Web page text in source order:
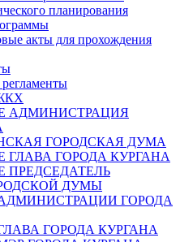
планирования
акты для прохождения
АДМИНИСТРАЦИЯ
ГОРОДСКАЯ ДУМА
ГОРОДА КУРГАНА
ПРЕДСЕДАТЕЛЬ
ДУМЫ
ГОРОДА
ГОРОДА КУРГАНА